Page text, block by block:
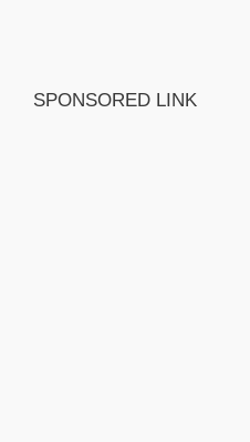
SPONSORED LINK